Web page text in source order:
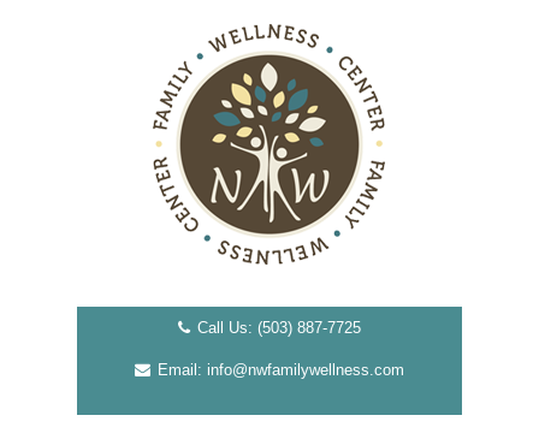
Call Us: (503) 887-7725
Email: info@nwfamilywellness.com